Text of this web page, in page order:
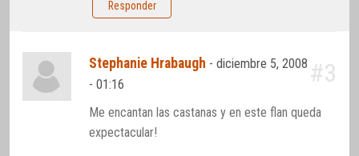
Responder
Stephanie Hrabaugh -diciembre 5, 2008
- 01:16
#3
Me encantan las castanas y en este flan queda
expectacular!